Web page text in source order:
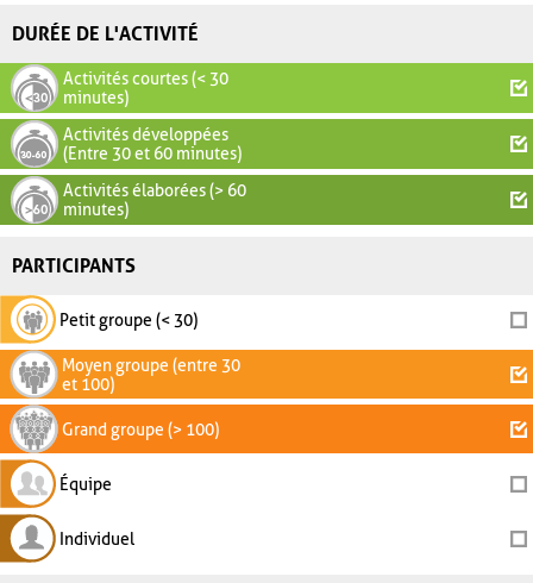
DURÉE DE L'ACTIVITÉ
Activités courtes (< 30
minutes)
Activités développées
(Entre 30 et 60 minutes)
Activités élaborées (> 60
minutes)
PARTICIPANTS
Petit groupe (< 30)
Moyen groupe (entre 30
et 100)
Grand groupe (> 100)
Équipe
Individuel